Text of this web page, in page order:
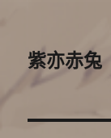
紫亦赤兔